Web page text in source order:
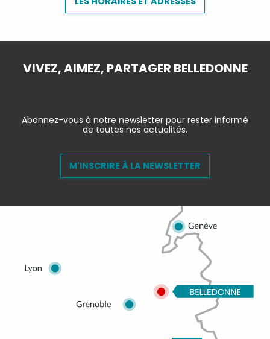
VIVEZ, AIMEZ, PARTAGER BELLEDONNE
Abonnez-vous à notre newsletter pour rester informé
de toutes nos actualités.
M'INSCRIRE À LA NEWSLETTER